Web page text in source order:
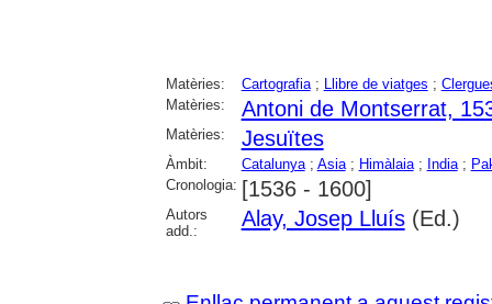
Matèries: Cartografia; Llibre de viatges ;
Matèries:
Antoni de Montserrat,
Matèries: Jesuïtes
Àmbit: Catalunya; Asia; Himàlaia; India;
Cronologia: [1536 - 1600]
Autors
add.:
Alay, Josep Lluís(Ed.)